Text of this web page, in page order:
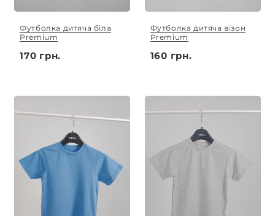
Футболка дитяча біла
Premium
170 грн.
Футболка дитяча візон
Premium
160 грн.